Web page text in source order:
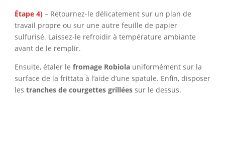
Étape 4)– Retournez-le délicatement sur un plan de
travail propre ou sur une autre feuille de papier
sulfurisé. Laissez-le refroidir à température ambiante
avant de le remplir.
Ensuite, étaler le fromage Robiolauniformément sur la
surface de la frittata à l’aide d’une spatule. Enfin, disposer
les tranches de courgettes grilléessur le dessus.